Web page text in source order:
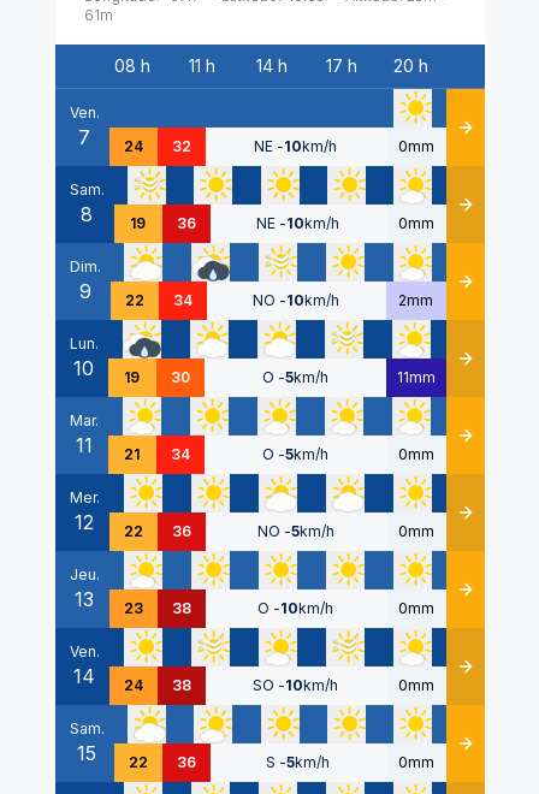
61m
Date
08 h 11 h 14 h 17 h 20 h
Ven.
7 24 32 NE -10km/h 0mm Détails
Sam.
8 19 36 NE -10km/h 0mm Détails
Dim.
9 22 34 NO -10km/h 2mm Détails
Lun.
10 19 30 O -5km/h 11mm Détails
Mar.
11 21 34 O -5km/h 0mm Détails
Mer.
12 22 36 NO -5km/h 0mm Détails
Jeu.
13 23 38 O -10km/h 0mm Détails
Ven.
14 24 38 SO -10km/h 0mm Détails
Sam.
15 22 36 S -5km/h 0mm Détails